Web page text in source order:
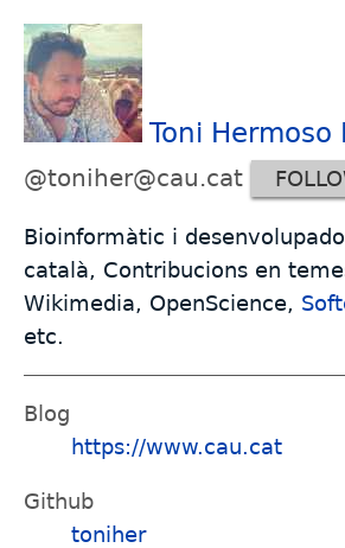
Toni Hermoso
@toniher@cau.cat
Bioinformàtic i
català, Contribucions en
Wikimedia, OpenScience,
etc.
Blog
https://www.cau.cat
Github
toniher